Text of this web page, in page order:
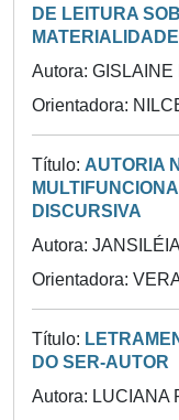
DE LEITURA
Autora:
Orientadora:
Título: AUTORIA
DISCURSIVA
Autora:
Orientadora:
Título:
DO SER-AUTOR
Autora: LUCIANA